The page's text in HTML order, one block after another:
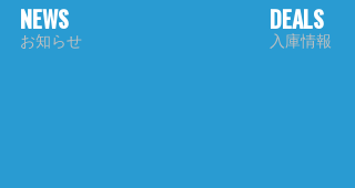
NEWS
お知らせ
DEALS
入庫情報